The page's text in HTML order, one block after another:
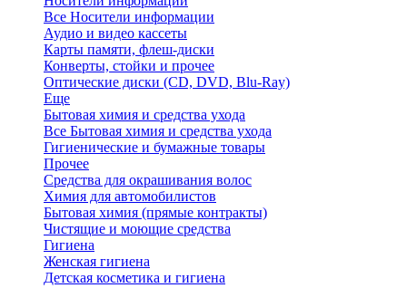
Все Носители информации
Аудио и видео кассеты
Карты памяти, флеш-диски
Конверты, стойки и прочее
Оптические диски (CD, DVD, Blu-Ray)
Еще
Бытовая химия и средства ухода
Все Бытовая химия и средства ухода
Гигиенические и бумажные товары
Прочее
Средства для окрашивания волос
Химия для автомобилистов
Бытовая химия (прямые контракты)
Чистящие и моющие средства
Гигиена
Женская гигиена
Детская косметика и гигиена